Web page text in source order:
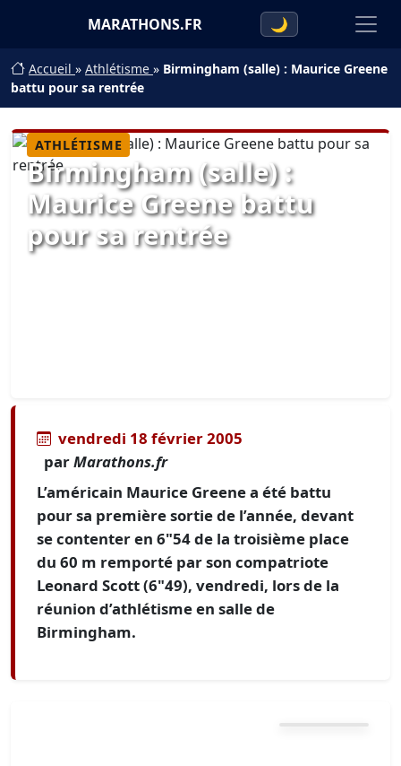
MARATHONS.FR 🌙
Accueil » Athlétisme » Birmingham (salle) : Maurice Greene
battu pour sa rentrée
ATHLÉTISME
Birmingham (salle) :
Maurice Greene battu
pour sa rentrée
vendredi 18 février 2005
parMarathons.fr
L’américain Maurice Greene a été battu
pour sa première sortie de l’année, devant
se contenter en 6"54 de la troisième place
du 60 m remporté par son compatriote
Leonard Scott (6"49), vendredi, lors de la
réunion d’athlétisme en salle de
Birmingham.